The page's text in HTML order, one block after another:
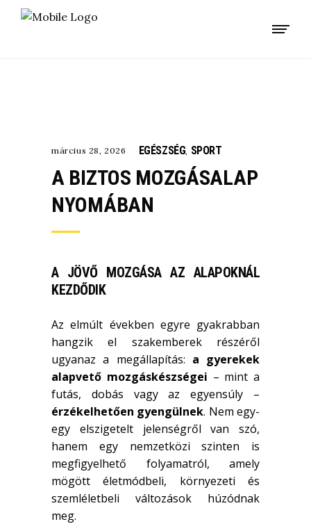
március 28, 2026 EGÉSZSÉG, SPORT
A BIZTOS MOZGÁSALAP
NYOMÁBAN
A JÖVŐ MOZGÁSA AZ ALAPOKNÁL
KEZDŐDIK
Az elmúlt években egyre gyakrabban
hangzik el szakemberek részéről
ugyanaz a megállapítás: a gyerekek
alapvető mozgáskészségei – mint a
futás, dobás vagy az egyensúly –
érzékelhetően gyengülnek. Nem egy-
egy elszigetelt jelenségről van szó,
hanem egy nemzetközi szinten is
megfigyelhető folyamatról, amely
mögött életmódbeli, környezeti és
szemléletbeli változások húzódnak
meg.